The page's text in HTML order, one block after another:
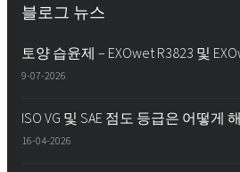
블로그 뉴스
토양 습윤제 – EXOwet R3823 및
9-07-2026
ISO VG 및 SAE 점도 등급은 어떻게
16-04-2026